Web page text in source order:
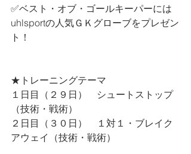
✅ベスト・オブ・ゴールキーパーには
uhlsportの人気ＧＫグローブをプレゼン
ト！
★トレーニングテーマ
１日目（２９日）　シュートストップ
（技術・戦術）
２日目（３０日）　１対１・ブレイク
アウェイ（技術・戦術）